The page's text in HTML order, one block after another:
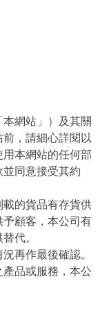
網站」）及其關
，請細心詳閱以
本網站的任何部
同意接受其約
的貨品有存貨供
予顧客，本公司有
代。
再作最後確認。
品或服務，本公